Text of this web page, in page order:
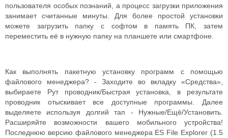
пользователя особых познаний, а процесс загрузки приложения
занимает считанные минуты. Для более простой установки
можете загрузить папку с софтом в память ПК, затем
переместить её в нужную папку на планшете или смартфоне.
Как выполнять пакетную установку программ с помощью
файлового менеджера? - Заходите во вкладку «Средства»,
выбираете Рут проводник/Быстрая установка, в результате
проводник отыскивает все доступные программы. Далее
выделяете используя долгий тап - Нужные/Ещё/Установить.
Расширяйте возможности вашего мобильного устройства!
Последнюю версию файлового менеджера ES File Explorer (1.5